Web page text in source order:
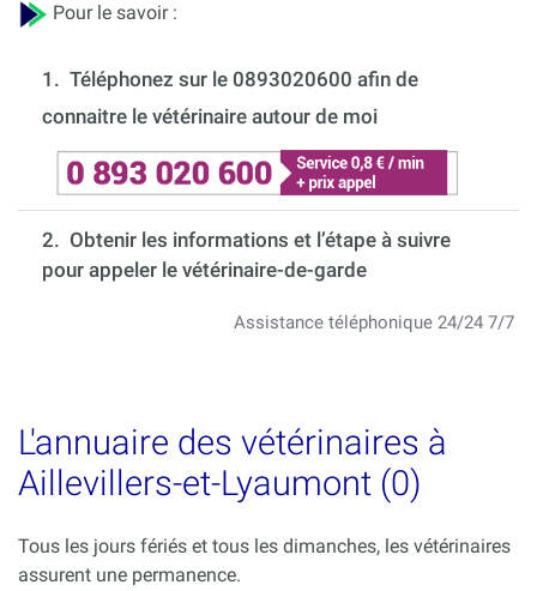
Pour le savoir :
1. Téléphonez sur le 0893020600 afin de
connaitre le vétérinaire autour de moi
2. Obtenir les informations et l’étape à suivre
pour appeler le vétérinaire-de-garde
Assistance téléphonique 24/24 7/7
L'annuaire des vétérinaires à
Aillevillers-et-Lyaumont (0)
Tous les jours fériés et tous les dimanches, les vétérinaires
assurent une permanence.